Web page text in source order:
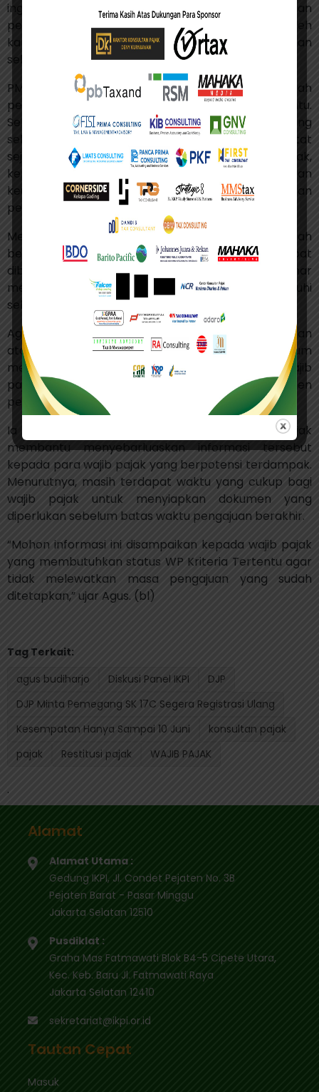
ingin memanfaatkan fasilitas pengembalian
pendahuluan kelebihan pembayaran pajak. Oleh
karena itu, kelengkapan dokumen dan pemenuhan
seluruh persyaratan harus segera dipersiapkan.
PMK 28 Tahun 2026 sendiri membawa sejumlah
perubahan dalam penetapan WP Kriteria Tertentu.
Selain mempertahankan syarat kepatuhan yang
selama ini berlaku, regulasi baru juga memperketat
sejumlah ketentuan terkait tunggakan pajak,
kepatuhan pembayaran, hasil audit laporan
keuangan, hingga rekam jejak pemeriksaan
perpajakan.
Melalui penyempurnaan tersebut, pemerintah
berharap fasilitas pengembalian pendahuluan dapat
diberikan kepada wajib pajak yang benar-benar
memiliki tingkat kepatuhan tinggi dan memenuhi
seluruh persyaratan administrasi yang ditetapkan.
Agus mengatakan DJP akan melakukan penelitian
atas setiap permohonan yang masuk sebelum
menerbitkan keputusan penetapan. Karena itu, wajib
pajak diminta memastikan seluruh dokumen
pendukung telah lengkap dan sesuai ketentuan.
Ia juga meminta asosiasi dan konsultan pajak
membantu menyebarluaskan informasi tersebut
kepada para wajib pajak yang berpotensi terdampak.
Menurutnya, masih terdapat waktu yang cukup bagi
wajib pajak untuk menyiapkan dokumen yang
diperlukan sebelum batas waktu pengajuan berakhir.
“Mohon informasi ini disampaikan kepada wajib pajak
yang membutuhkan status WP Kriteria Tertentu agar
tidak melewatkan masa pengajuan yang sudah
ditetapkan,” ujar Agus. (bl)
Tag Terkait:
agus budiharjo
Diskusi Panel IKPI
DJP
DJP Minta Pemegang SK 17C Segera Registrasi Ulang
Kesempatan Hanya Sampai 10 Juni
konsultan pajak
pajak
Restitusi pajak WAJIB PAJAK
.
Alamat
Alamat Utama :
Gedung IKPI, Jl. Condet Pejaten No. 3B
Pejaten Barat - Pasar Minggu
Jakarta Selatan 12510
Pusdiklat :
Graha Mas Fatmawati Blok B4-5 Cipete Utara,
Kec. Keb. Baru Jl. Fatmawati Raya
Jakarta Selatan 12410
sekretariat@ikpi.or.id
Tautan Cepat
Masuk